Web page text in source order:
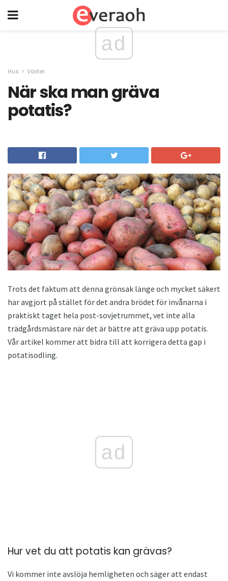
ad
Hus Växter
När ska man gräva
potatis?
Trots det faktum att denna grönsak länge och mycket säkert
har avgjort på stället för det andra brödet för invånarna i
praktiskt taget hela post-sovjetrummet, vet inte alla
trädgårdsmästare när det är bättre att gräva upp potatis.
Vår artikel kommer att bidra till att korrigera detta gap i
potatisodling.
ad
Hur vet du att potatis kan grävas?
Vi kommer inte avslöja hemligheten och säger att endast